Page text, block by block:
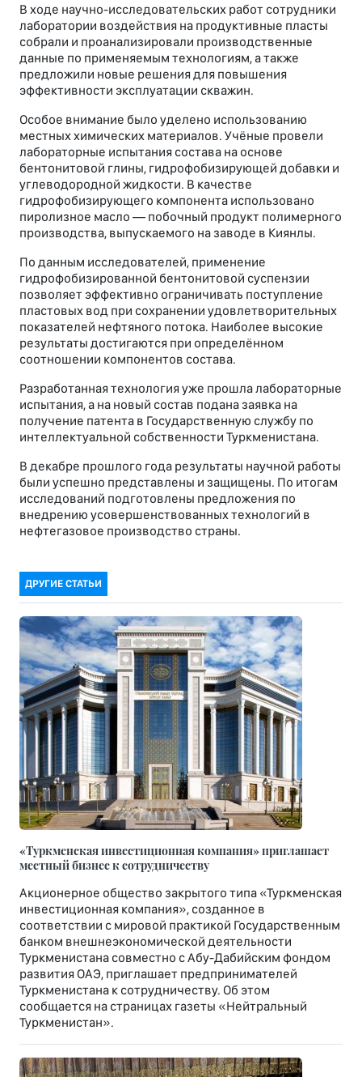
В ходе научно-исследовательских работ сотрудники
лаборатории воздействия на продуктивные пласты
собрали и проанализировали производственные
данные по применяемым технологиям, а также
предложили новые решения для повышения
эффективности эксплуатации скважин.
Особое внимание было уделено использованию
местных химических материалов. Учёные провели
лабораторные испытания состава на основе
бентонитовой глины, гидрофобизирующей добавки и
углеводородной жидкости. В качестве
гидрофобизирующего компонента использовано
пиролизное масло — побочный продукт полимерного
производства, выпускаемого на заводе в Киянлы.
По данным исследователей, применение
гидрофобизированной бентонитовой суспензии
позволяет эффективно ограничивать поступление
пластовых вод при сохранении удовлетворительных
показателей нефтяного потока. Наиболее высокие
результаты достигаются при определённом
соотношении компонентов состава.
Разработанная технология уже прошла лабораторные
испытания, а на новый состав подана заявка на
получение патента в Государственную службу по
интеллектуальной собственности Туркменистана.
В декабре прошлого года результаты научной работы
были успешно представлены и защищены. По итогам
исследований подготовлены предложения по
внедрению усовершенствованных технологий в
нефтегазовое производство страны.
ДРУГИЕ СТАТЬИ
«Туркменская инвестиционная компания» приглашает
местный бизнес к сотрудничеству
Акционерное общество закрытого типа «Туркменская
инвестиционная компания», созданное в
соответствии с мировой практикой Государственным
банком внешнеэкономической деятельности
Туркменистана совместно с Абу-Дабийским фондом
развития ОАЭ, приглашает предпринимателей
Туркменистана к сотрудничеству. Об этом
сообщается на страницах газеты «Нейтральный
Туркменистан».